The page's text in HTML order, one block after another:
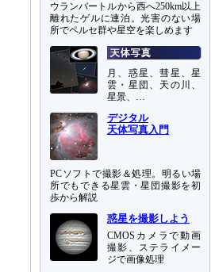
ウランバートルから西へ250km以上
離れたゲルに連泊。光害のない場
所でペルセ群や星空を楽しめます
月、惑星、彗星、星
雲・星団、天の川、
星景、…
デジタル
天体写真入門
PCソフトで撮影＆処理。明るい場
所でもできる星雲・星団撮影を初
歩から解説
惑星を撮影しよう
CMOSカメラで動画
撮影、ステライメー
ジで画像処理